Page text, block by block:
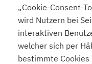
„Cookie-Consent-
wird Nutzern bei
interaktiven
welcher sich per
bestimmte